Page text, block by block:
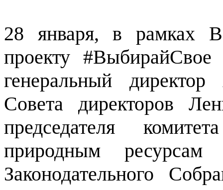
28 января, в рамках
проекту
генеральный
Совета директоров
председателя
природным
Законодательного